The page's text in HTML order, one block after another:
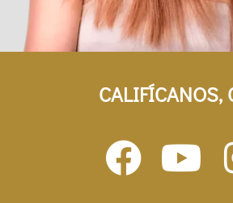
CALIFÍCANOS,